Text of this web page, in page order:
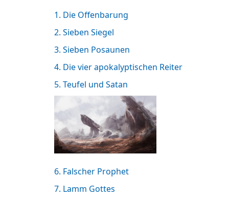
1. Die Offenbarung
2. Sieben Siegel
3. Sieben Posaunen
4. Die vier apokalyptischen Reiter
5. Teufel und Satan
6. Falscher Prophet
7. Lamm Gottes